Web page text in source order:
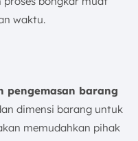
waktu.
pengemasan barang
dimensi barang untuk
memudahkan pihak